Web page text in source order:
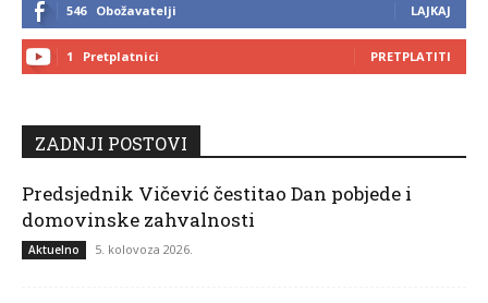
546 Obožavatelji LAJKAJ
1 Pretplatnici PRETPLATITI
ZADNJI POSTOVI
Predsjednik Vičević čestitao Dan pobjede i
domovinske zahvalnosti
Aktuelno 5. kolovoza 2026.